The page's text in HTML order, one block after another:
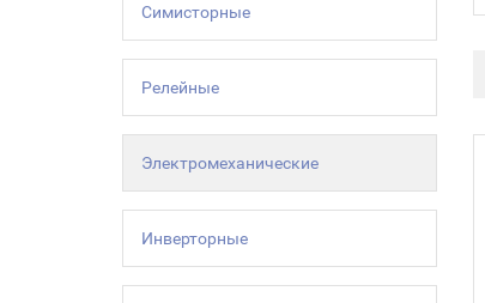
Симисторные
Релейные
Электромеханические
Инверторные